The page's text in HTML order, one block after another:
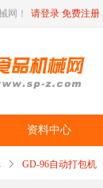
网！ 请登录 免费注册
资料中心
GD-96自动打包机